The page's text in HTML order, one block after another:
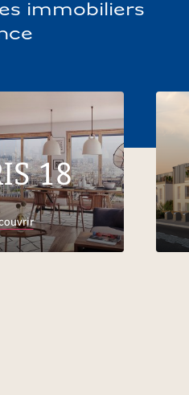
immobiliers
18